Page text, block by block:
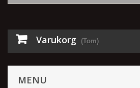
Varukorg (Tom)
MENU